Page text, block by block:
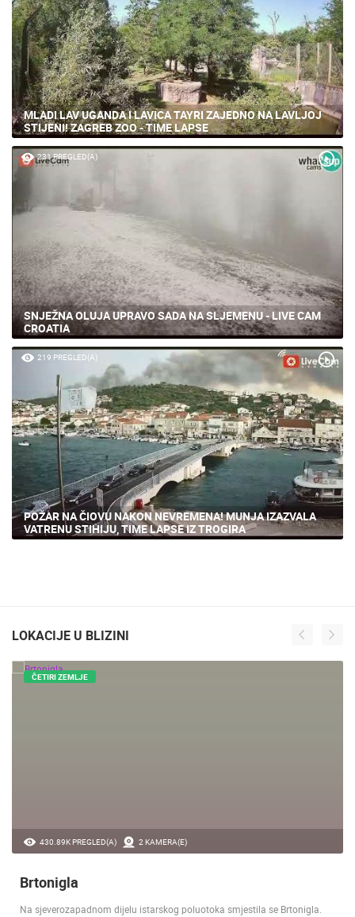
MLADI LAV UGANDA I LAVICA TAYRI ZAJEDNO NA LAVLJOJ
STIJENI! ZAGREB ZOO - TIME LAPSE
231 PREGLED(A)
SNJEŽNA OLUJA UPRAVO SADA NA SLJEMENU - LIVE CAM
CROATIA
219 PREGLED(A)
POŽAR NA ČIOVU NAKON NEVREMENA! MUNJA IZAZVALA
VATRENU STIHIJU, TIME LAPSE IZ TROGIRA
LOKACIJE U BLIZINI
430.89K PREGLED(A) 2 KAMERA(E)
ČETIRI ZEMLJE
Brtonigla
Na sjeverozapadnom dijelu istarskog poluotoka smjestila se Brtonigla.